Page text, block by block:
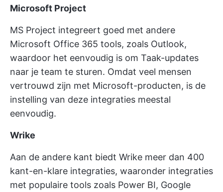
Microsoft Project
MS Project integreert goed met andere
Microsoft Office 365 tools, zoals Outlook,
waardoor het eenvoudig is om Taak-updates
naar je team te sturen. Omdat veel mensen
vertrouwd zijn met Microsoft-producten, is de
instelling van deze integraties meestal
eenvoudig.
Wrike
Aan de andere kant biedt Wrike meer dan 400
kant-en-klare integraties, waaronder integraties
met populaire tools zoals Power BI, Google